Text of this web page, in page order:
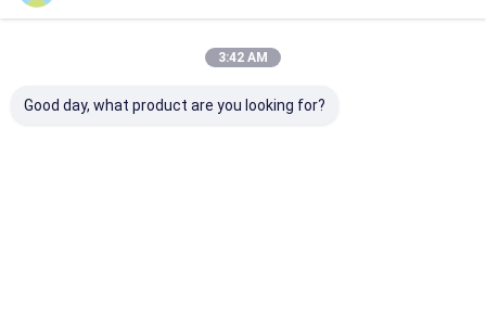
अनुशंसित उत्पाद
3:42 AM
Good day, what product are you looking for?